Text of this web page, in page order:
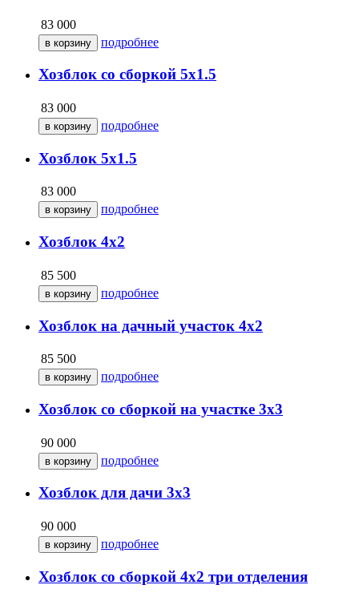
83 000
подробнее
Хозблок со сборкой 5х1.5
83 000
подробнее
Хозблок 5х1.5
83 000
подробнее
Хозблок 4х2
85 500
подробнее
Хозблок на дачный участок 4х2
85 500
подробнее
Хозблок со сборкой на участке 3х3
90 000
подробнее
Хозблок для дачи 3х3
90 000
подробнее
Хозблок со сборкой 4х2 три отделения